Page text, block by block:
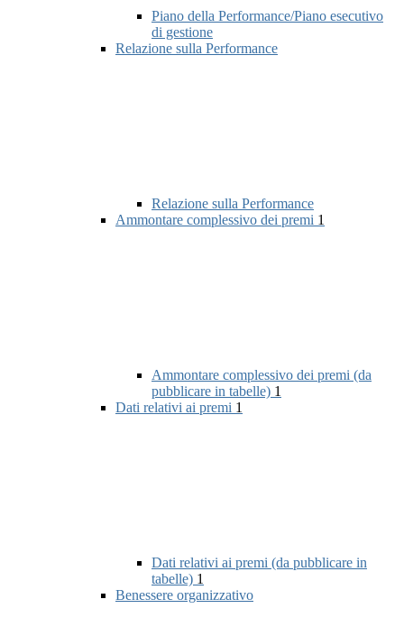
Piano della Performance/Piano esecutivo
di gestione
Relazione sulla Performance
Relazione sulla Performance
Ammontare complessivo dei premi 1
Ammontare complessivo dei premi (da
pubblicare in tabelle) 1
Dati relativi ai premi 1
Dati relativi ai premi (da pubblicare in
tabelle) 1
Benessere organizzativo